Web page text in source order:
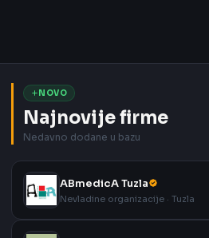
NOVO
Najnovije firme
Nedavno dodane u bazu
ABmedicA Tuzla
Nevladine organizacije · Tuzla